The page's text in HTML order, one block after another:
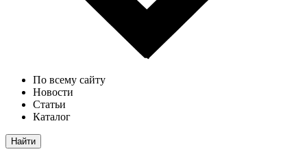
По всему сайту
Новости
Статьи
Каталог
Найти